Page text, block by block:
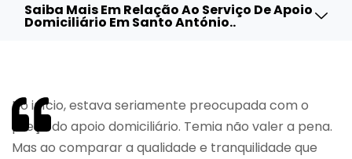
Saiba Mais Em Relação Ao Serviço De Apoio
Domiciliário Em Santo António..
No início, estava seriamente preocupada com o
preço do apoio domiciliário. Temia não valer a pena.
Mas ao comparar a qualidade e tranquilidade que